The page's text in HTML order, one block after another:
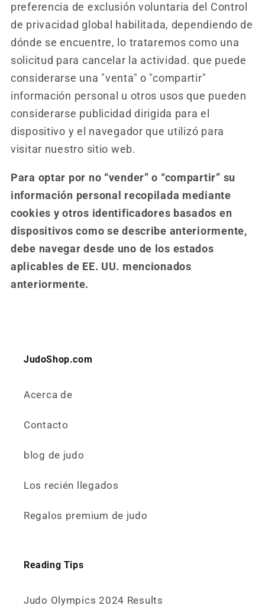
preferencia de exclusión voluntaria del Control
de privacidad global habilitada, dependiendo de
dónde se encuentre, lo trataremos como una
solicitud para cancelar la actividad. que puede
considerarse una "venta" o "compartir"
información personal u otros usos que pueden
considerarse publicidad dirigida para el
dispositivo y el navegador que utilizó para
visitar nuestro sitio web.
Para optar por no “vender” o “compartir” su
información personal recopilada mediante
cookies y otros identificadores basados ​​en
dispositivos como se describe anteriormente,
debe navegar desde uno de los estados
aplicables de EE. UU. mencionados
anteriormente.
JudoShop.com
Acerca de
Contacto
blog de judo
Los recién llegados
Regalos premium de judo
Reading Tips
Judo Olympics 2024 Results